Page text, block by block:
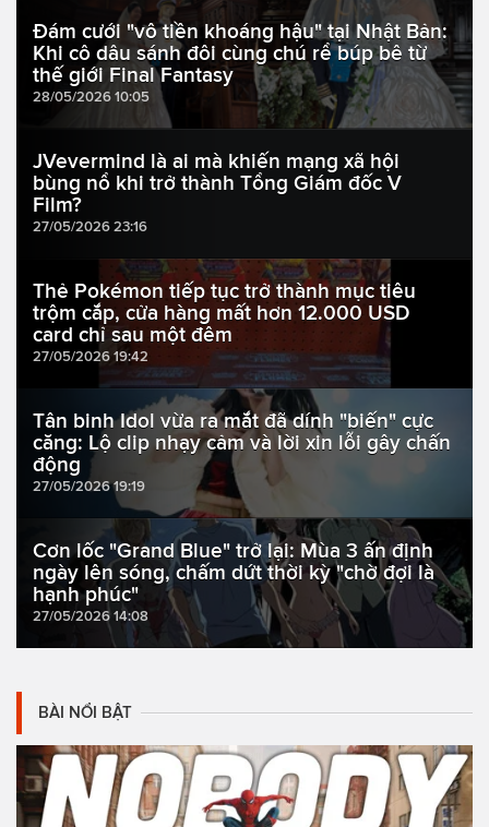
Đám cưới "vô tiền khoáng hậu" tại Nhật Bản:
Khi cô dâu sánh đôi cùng chú rể búp bê từ
thế giới Final Fantasy
28/05/2026 10:05
JVevermind là ai mà khiến mạng xã hội
bùng nổ khi trở thành Tổng Giám đốc V
Film?
27/05/2026 23:16
Thẻ Pokémon tiếp tục trở thành mục tiêu
trộm cắp, cửa hàng mất hơn 12.000 USD
card chỉ sau một đêm
27/05/2026 19:42
Tân binh Idol vừa ra mắt đã dính "biến" cực
căng: Lộ clip nhạy cảm và lời xin lỗi gây chấn
động
27/05/2026 19:19
Cơn lốc "Grand Blue" trở lại: Mùa 3 ấn định
ngày lên sóng, chấm dứt thời kỳ "chờ đợi là
hạnh phúc"
27/05/2026 14:08
BÀI NỔI BẬT